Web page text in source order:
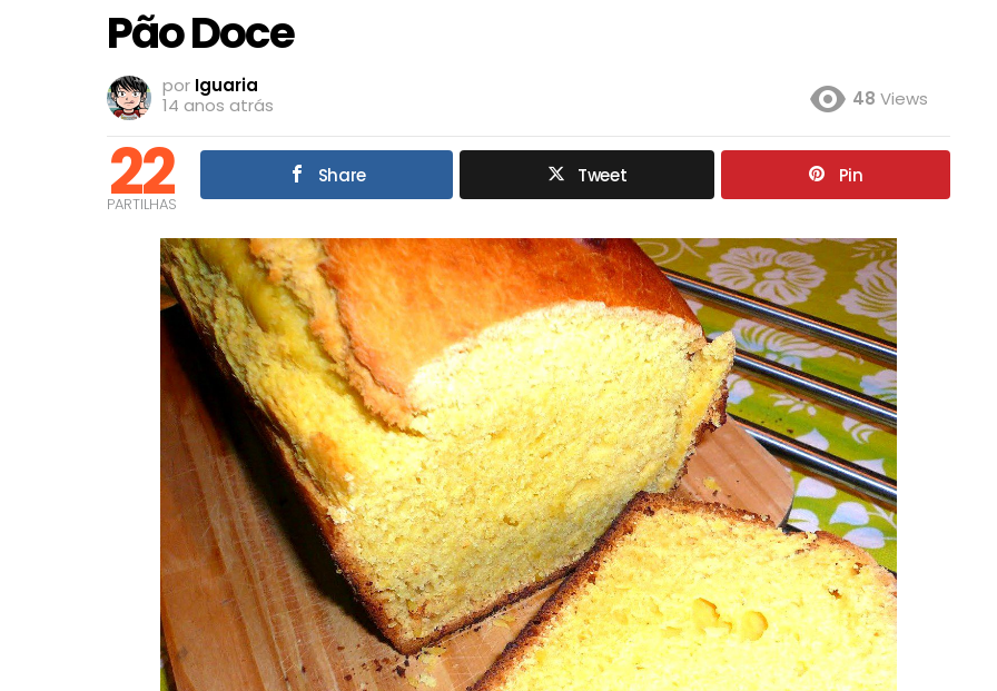
Pão Doce
por Iguaria
14 anos atrás
48 Views
22
PARTILHAS
Share Tweet Pin